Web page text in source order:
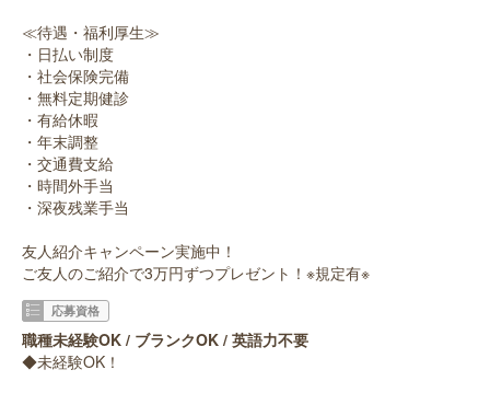
≪待遇・福利厚生≫
・日払い制度
・社会保険完備
・無料定期健診
・有給休暇
・年末調整
・交通費支給
・時間外手当
・深夜残業手当
友人紹介キャンペーン実施中！
ご友人のご紹介で3万円ずつプレゼント！※規定有※
応募資格
職種未経験OK / ブランクOK / 英語力不要
◆未経験OK！